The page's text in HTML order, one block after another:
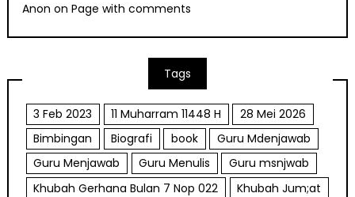
Anon onPage with comments
Tags
3 Feb 2023 11 Muharram 11448 H
28 Mei 2026
Bimbingan
Biografi book
Guru Mdenjawab
Guru Menjawab
Guru Menulis
Guru msnjwab
Khubah Gerhana Bulan 7 Nop 022
Khubah Jum;at